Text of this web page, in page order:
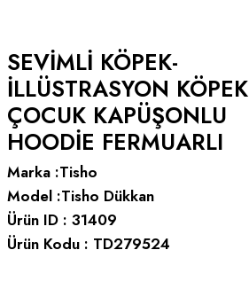
SEVIMLI KÖPEK-
İLLÜSTRASYON KÖPEK
ÇOCUK KAPÜŞONLU
HOODIE FERMUARLI
Marka :Tisho
Model :Tisho Dükkan
Ürün ID : 31409
Ürün Kodu : TD279524